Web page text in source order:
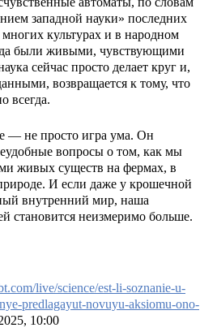
западной науки» последних
культурах и в народном
были живыми, чувствующими
сейчас просто делает круг и,
возвращается к тому, что
всегда.
— не просто игра ума. Он
вопросы о том, как мы
живых существ на фермах, в
И если даже у крошечной
внутренний мир, наша
становится неизмеримо больше.
live/science/est-li-soznanie-u-
predlagayut-novuyu-aksiomu-ono-
10:00